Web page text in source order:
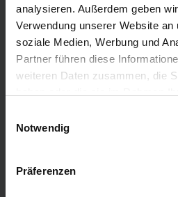
analysieren. Außerdem geben
Verwendung unserer Website
soziale Medien, Werbung und
Partner führen diese
weiteren Daten zusammen, die
Cookies, wenn Sie unsere
Notwendig
Präferenzen
Our Brands
“Our ideas that make your life
Leifheit brand
Search